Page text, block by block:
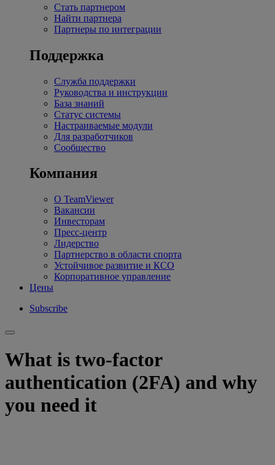
Стать партнером
Найти партнера
Партнеры по интеграции
Поддержка
Служба поддержки
Руководства и инструкции
База знаний
Статус системы
Настраиваемые модули
Для разработчиков
Сообщество
Компания
О TeamViewer
Вакансии
Инвесторам
Пресс-центр
Лидерство
Партнерство в области спорта
Устойчивое развитие и КСО
Корпоративное управление
Цены
Subscribe
What is two-factor
authentication (2FA) and why
you need it